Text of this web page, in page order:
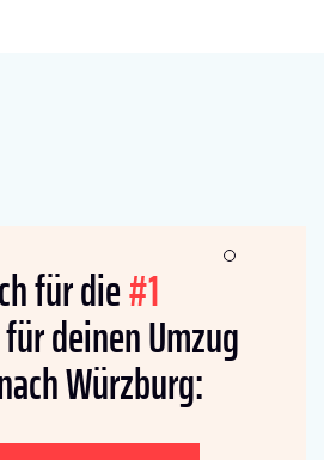
für die#1
für deinen Umzug
Würzburg: